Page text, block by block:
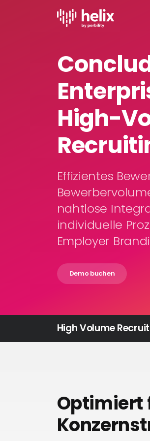
High-
Effizientes
nahtlose
individuelle
Employer
Demo buchen
High Volume
Optimiert